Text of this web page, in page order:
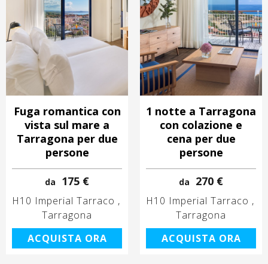
Fuga romantica con
vista sul mare a
Tarragona per due
persone
da 175 €
H10 Imperial Tarraco
Tarragona
ACQUISTA ORA
1 notte a Tarragona
con colazione e
cena per due
persone
da 270 €
H10 Imperial Tarraco
Tarragona
ACQUISTA ORA